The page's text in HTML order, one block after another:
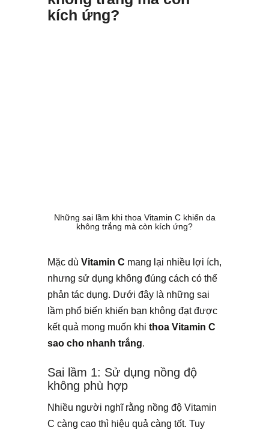
kích ứng?
Những sai lầm khi thoa Vitamin C khiến da
không trắng mà còn kích ứng?
Mặc dù Vitamin C mang lại nhiều lợi ích,
nhưng sử dụng không đúng cách có thể
phản tác dụng. Dưới đây là những sai
lầm phổ biến khiến bạn không đạt được
kết quả mong muốn khi thoa Vitamin C
sao cho nhanh trắng.
Sai lầm 1: Sử dụng nồng độ
không phù hợp
Nhiều người nghĩ rằng nồng độ Vitamin
C càng cao thì hiệu quả càng tốt. Tuy